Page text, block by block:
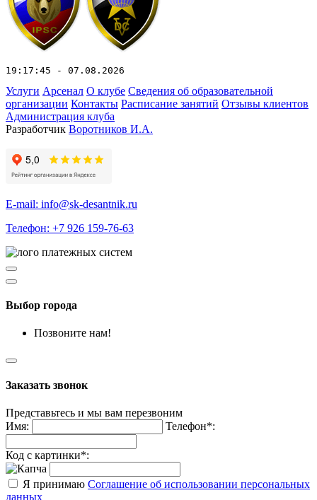
19:17:45 - 07.08.2026
Услуги Арсенал О клубе Сведения об образовательной
организации Контакты Расписание занятий Отзывы клиентов
Администрация клуба
Разработчик Воротников И.А.
E-mail: info@sk-desantnik.ru
Телефон: +7 926 159-76-63
Выбор города
Позвоните нам!
Заказать звонок
Представьтесь и мы вам перезвоним
Имя:
Телефон*:
Код с картинки*:
Я принимаю Соглашение об использовании персональных
данных